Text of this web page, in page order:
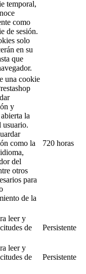
temporal,
como
de sesión.
solo
en su
que
una cookie
y
la
usuario.
como la
del
otros
para
de la
720 horas
leer y
de
Persistente
leer y
de
Persistente